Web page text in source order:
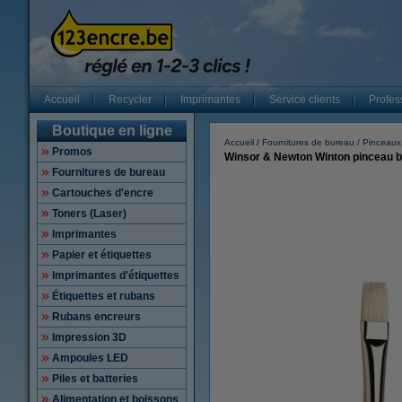
Accueil Recycler Imprimantes Service clients
Boutique en ligne
Promos
Fournitures de bureau
Cartouches d'encre
Toners (Laser)
Imprimantes
Papier et étiquettes
Imprimantes d'étiquettes
Étiquettes et rubans
Rubans encreurs
Impression 3D
Ampoules LED
Piles et batteries
Alimentation et boissons
Accueil Fournitures de bureau
Winsor & Newton Winton pinceau